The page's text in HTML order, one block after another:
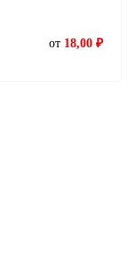
от 18,00 ₽